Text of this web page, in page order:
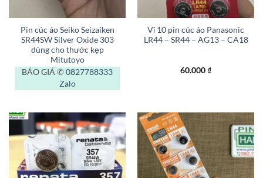
Pin cúc áo Seiko Seizaiken
SR44SW Silver Oxide 303
dùng cho thước kẹp
Mitutoyo
BÁO GIÁ ✆ 0827788333
Zalo
Vỉ 10 pin cúc áo Panasonic
LR44 – SR44 – AG13 – CA18
60.000₫